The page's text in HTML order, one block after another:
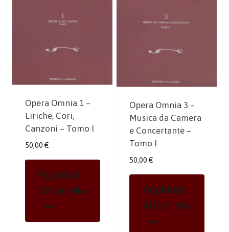
Opera Omnia 1 –
Liriche, Cori,
Canzoni – Tomo I
50,00 €
Aggiungi
Al Carrello
Opera Omnia 3 –
Musica da Camera
e Concertante –
Tomo I
50,00 €
Aggiungi
Al Carrello